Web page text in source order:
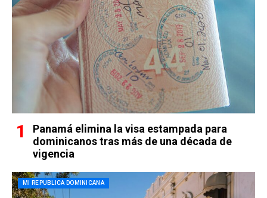
Panamá elimina la visa estampada para
dominicanos tras más de una década de
vigencia
MI REPUBLICA DOMINICANA